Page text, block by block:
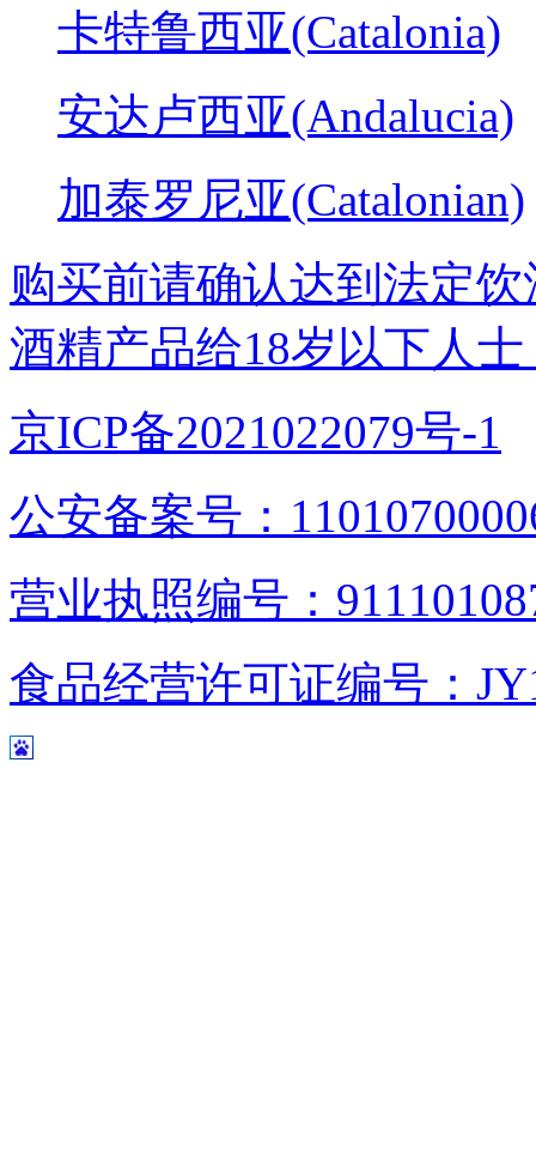
卡特鲁西亚(Catalonia)
安达卢西亚(Andalucia)
加泰罗尼亚(Catalonian)
购买前请确认达到法定
酒精产品给18岁以下人士
京ICP备2021022079号-1
公安备案号：
营业执照编号：
食品经营许可证编号：